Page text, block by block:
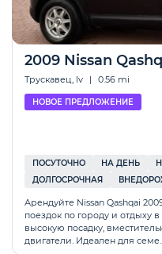
2009 Nissan
Трускавец, lv | 0.56 mi
НОВОЕ ПРЕДЛОЖЕНИЕ
ПОСУТОЧНО НА ДЕНЬ
ДОЛГОСРОЧНАЯ
Арендуйте Nissan Qashqai
поездок по городу и отдыху
высокую посадку,
двигатели. Идеален для